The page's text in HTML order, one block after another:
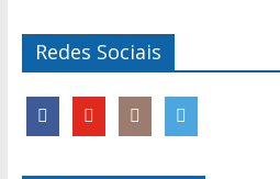
Redes Sociais